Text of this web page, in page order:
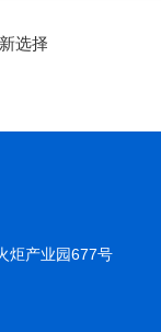
选择
炬产业园677号